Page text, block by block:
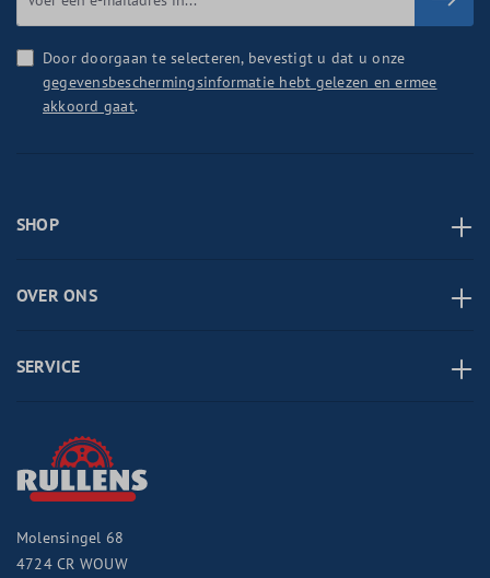
Door doorgaan te selecteren, bevestigt u dat u onze
gegevensbeschermingsinformatie hebt gelezen en ermee
akkoord gaat.
SHOP
OVER ONS
SERVICE
Molensingel 68
4724 CR WOUW